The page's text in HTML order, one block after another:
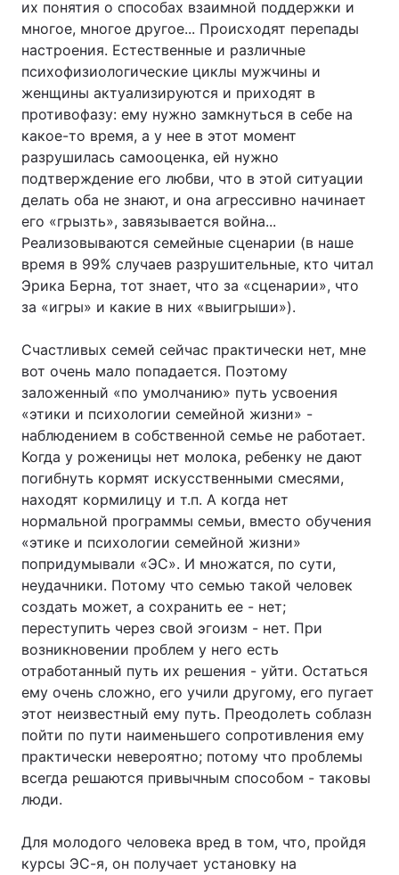
их понятия о способах взаимной поддержки и
многое, многое другое... Происходят перепады
настроения. Естественные и различные
психофизиологические циклы мужчины и
женщины актуализируются и приходят в
противофазу: ему нужно замкнуться в себе на
какое-то время, а у нее в этот момент
разрушилась самооценка, ей нужно
подтверждение его любви, что в этой ситуации
делать оба не знают, и она агрессивно начинает
его «грызть», завязывается война...
Реализовываются семейные сценарии (в наше
время в 99% случаев разрушительные, кто читал
Эрика Берна, тот знает, что за «сценарии», что
за «игры» и какие в них «выигрыши»).
Счастливых семей сейчас практически нет, мне
вот очень мало попадается. Поэтому
заложенный «по умолчанию» путь усвоения
«этики и психологии семейной жизни» -
наблюдением в собственной семье не работает.
Когда у роженицы нет молока, ребенку не дают
погибнуть кормят искусственными смесями,
находят кормилицу и т.п. А когда нет
нормальной программы семьи, вместо обучения
«этике и психологии семейной жизни»
попридумывали «ЭС». И множатся, по сути,
неудачники. Потому что семью такой человек
создать может, а сохранить ее - нет;
переступить через свой эгоизм - нет. При
возникновении проблем у него есть
отработанный путь их решения - уйти. Остаться
ему очень сложно, его учили другому, его пугает
этот неизвестный ему путь. Преодолеть соблазн
пойти по пути наименьшего сопротивления ему
практически невероятно; потому что проблемы
всегда решаются привычным способом - таковы
люди.
Для молодого человека вред в том, что, пройдя
курсы ЭС-я, он получает установку на